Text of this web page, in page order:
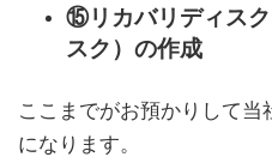
⑮リカバリディス
スク）の作成
ここまでがお預かりして
になります。